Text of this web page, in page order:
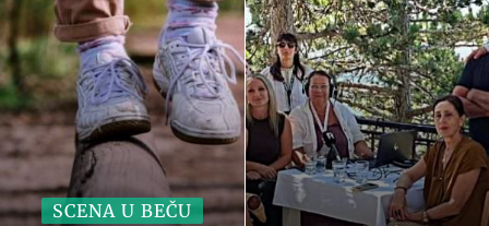
SCENA U BEČU